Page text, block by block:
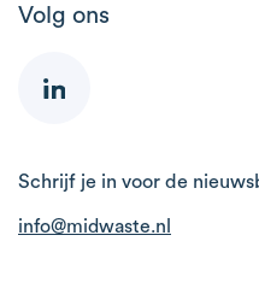
Volg ons
Schrijf je in voor de
info@midwaste.nl